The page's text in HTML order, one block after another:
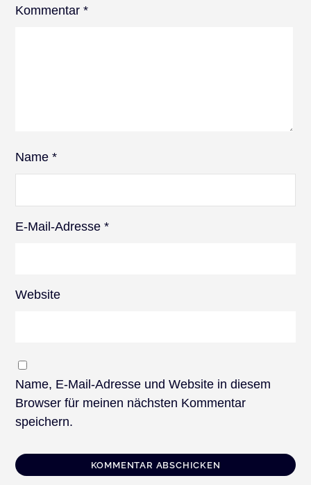
Kommentar*
Name*
E-Mail-Adresse*
Website
Name, E-Mail-Adresse und Website in diesem
Browser für meinen nächsten Kommentar
speichern.